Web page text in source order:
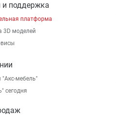
и поддержка
платформа
3D моделей
мебель"
сегодня